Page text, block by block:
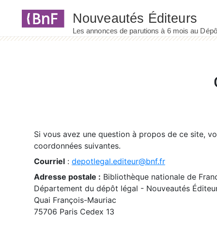
Si vous avez une question à propos de ce site,
coordonnées suivantes.
Courriel : depotlegal.editeur@bnf.fr
Adresse postale : Bibliothèque nationale de
Département du dépôt légal - Nouveautés
Quai François-Mauriac
75706 Paris Cedex 13